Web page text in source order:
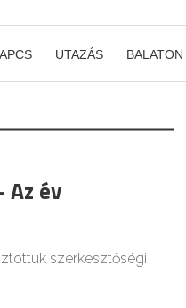
UTAZÁS BALATON
év
szerkesztőségi